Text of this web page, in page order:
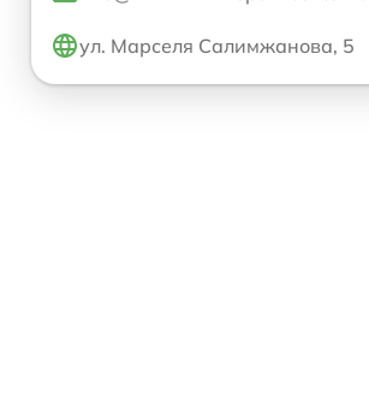
ул. Марселя Салимжанова, 5